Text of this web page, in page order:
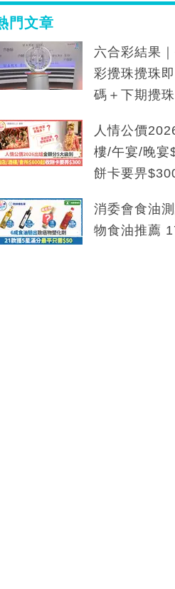
門文章
六合彩結果
彩攪珠攪珠
碼＋下期攪珠
人情公價
樓/午宴/晚宴
餅卡要畀
消委會食油
物食油推薦